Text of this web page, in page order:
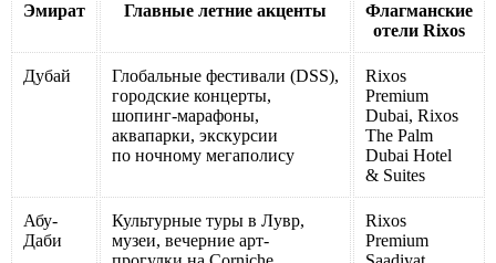
Эмират Главные летние акценты
Флагманские
отели Rixos
Дубай
Глобальные фестивали (DSS),
городские концерты,
шопинг-марафоны,
аквапарки, экскурсии
по ночному мегаполису
Rixos
Premium
Dubai, Rixos
The Palm
Dubai Hotel
& Suites
Абу-
Даби
Культурные туры в Лувр,
музеи, вечерние арт-
Rixos
Premium